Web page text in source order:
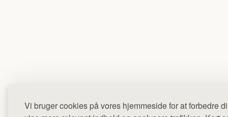
Vi bruger cookies på vores hjemmeside for at forbedre